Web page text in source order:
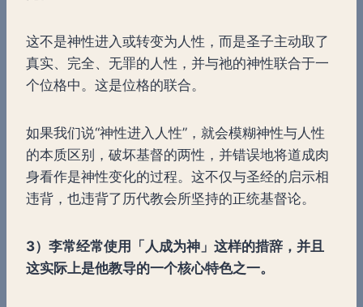
这不是神性进入或转变为人性，而是圣子主动取了
真实、完全、无罪的人性，并与祂的神性联合于一
个位格中。这是位格的联合。
如果我们说“神性进入人性”，就会模糊神性与人性
的本质区别，破坏基督的两性，并错误地将道成肉
身看作是神性变化的过程。这不仅与圣经的启示相
违背，也违背了历代教会所坚持的正统基督论。
3）李常经常使用「人成为神」这样的措辞，并且
这实际上是他教导的一个核心特色之一。